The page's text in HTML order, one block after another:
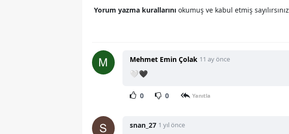
Yorum yazma kurallarını okumuş ve kabul etmiş sayılırsınız
Mehmet Emin Çolak 11 ay önce
🤍🖤
0 0 Yanıtla
snan_27 1 yıl önce